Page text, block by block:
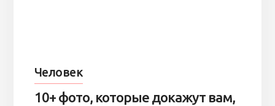
Человек
10+ фото, которые докажут вам,